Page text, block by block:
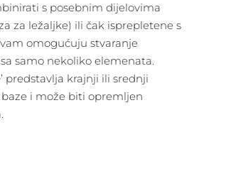
s posebnim dijelovima
za ležaljke) ili čak isprepletene s
omogućuju stvaranje
samo nekoliko elemenata.
predstavlja krajnji ili srednji
i može biti opremljen